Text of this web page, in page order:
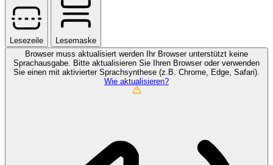
Lesezeile
Lesemaske
Browser muss aktualisiert werden
Ihr Browser unterstützt keine
Sprachausgabe. Bitte aktualisieren Sie Ihren Browser oder verwenden
Sie einen mit aktivierter Sprachsynthese (z.B. Chrome, Edge, Safari).
Wie aktualisieren?